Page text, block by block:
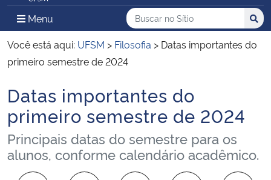
Ministério da Defesa
Ministério das Relações Exteriores
Ministério da Infraestrutura
Ministério da Agricultura, Pecuária e Abastecimento
Ministério da Educação
Menu Menu Principal do Sítio
Busca
Buscar no no Sítio
Busca:
Você está aqui: UFSM > Filosofia > Datas importantes do
primeiro semestre de 2024
Início do conteúdo
Datas importantes do
primeiro semestre de 2024
Principais datas do semestre para os
alunos, conforme calendário acadêmico.